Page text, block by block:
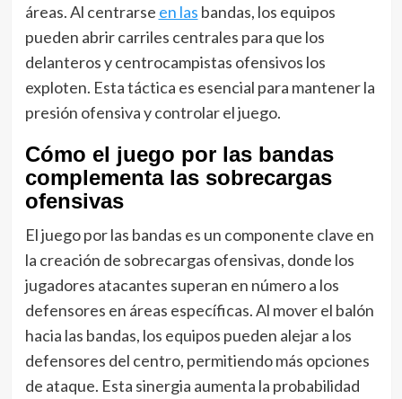
áreas. Al centrarse en las bandas, los equipos
pueden abrir carriles centrales para que los
delanteros y centrocampistas ofensivos los
exploten. Esta táctica es esencial para mantener la
presión ofensiva y controlar el juego.
Cómo el juego por las bandas
complementa las sobrecargas
ofensivas
El juego por las bandas es un componente clave en
la creación de sobrecargas ofensivas, donde los
jugadores atacantes superan en número a los
defensores en áreas específicas. Al mover el balón
hacia las bandas, los equipos pueden alejar a los
defensores del centro, permitiendo más opciones
de ataque. Esta sinergia aumenta la probabilidad